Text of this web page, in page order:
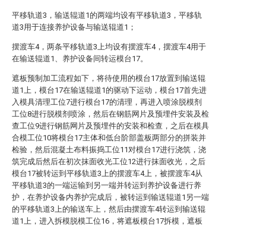
平移轨道3，输送辊道1的两端均设有平移轨道3，平移轨
道3用于连接养护设备与输送辊道1；
摆渡车4，两条平移轨道3上均设有摆渡车4，摆渡车4用于
在输送辊道1、养护设备间转运模台17。
遮板预制加工流程如下，将待使用的模台17放置到输送辊
道1上，模台17在输送辊道1的驱动下运动，模台17首先进
入模具清理工位7进行模台17的清理，再进入喷涂脱模剂
工位8进行脱模剂喷涂，然后在钢筋网片及预埋件安装及检
查工位9进行钢筋网片及预埋件的安装和检查，之后在模具
合模工位10将模台17主体和低台阶部盖板两部分的拼装并
检验，然后混凝土布料振捣工位11对模台17进行浇筑，浇
筑完成后然后在初次抹面收光工位12进行抹面收光，之后
模台17被转运到平移轨道3上的摆渡车4上，被摆渡车4从
平移轨道3的一端运输到另一端并转运到养护设备进行养
护，在养护设备内养护完成后，被转运到输送辊道1另一端
的平移轨道3上的输送车上，然后由摆渡车4转运到输送辊
道1上，进入拆模脱模工位16，将遮板模台17拆模，遮板